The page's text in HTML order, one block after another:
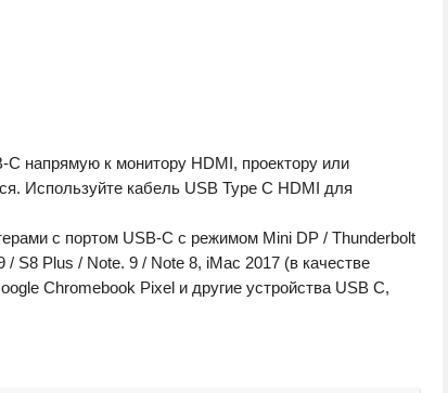
напрямую к монитору HDMI, проектору или
Используйте кабель USB Type C HDMI для
с портом USB-C с режимом Mini DP / Thunderbolt
S8 Plus / Note. 9 / Note 8, iMac 2017 (в качестве
Chromebook Pixel и другие устройства USB C,